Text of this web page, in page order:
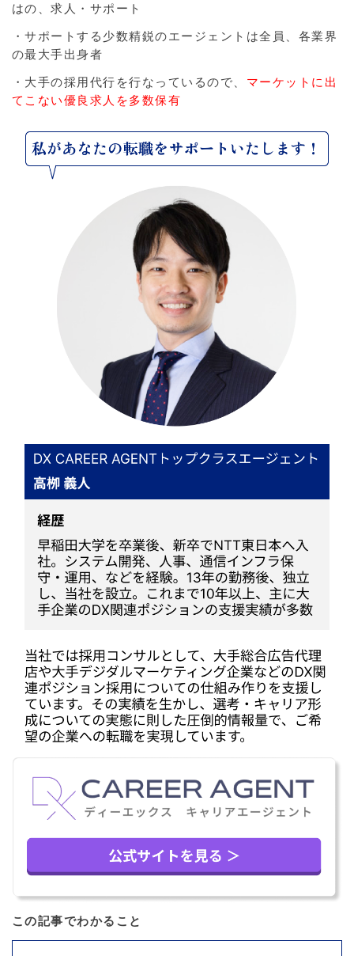
はの、求人・サポート
・サポートする少数精鋭のエージェントは全員、各業界
の最大手出身者
・大手の採用代行を行なっているので、 マーケットに出
てこない優良求人を多数保有
この記事でわかること